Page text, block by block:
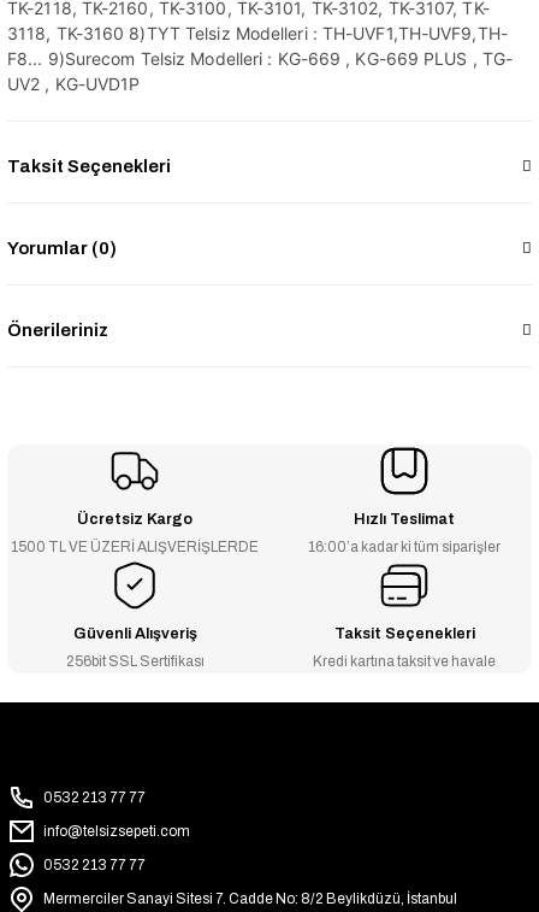
TK-2118, TK-2160, TK-3100, TK-3101, TK-3102, TK-3107, TK-
3118, TK-3160 8)TYT Telsiz Modelleri : TH-UVF1,TH-UVF9,TH-
F8... 9)Surecom Telsiz Modelleri : KG-669 , KG-669 PLUS , TG-
UV2 , KG-UVD1P
Taksit Seçenekleri
Yorumlar (0)
Önerileriniz
Ücretsiz Kargo
1500 TL VE ÜZERİ ALIŞVERİŞLERDE
Hızlı Teslimat
16:00’a kadar ki tüm siparişler
Güvenli Alışveriş
256bit SSL Sertifikası
Taksit Seçenekleri
Kredi kartına taksit ve havale
0532 213 77 77
info@telsizsepeti.com
0532 213 77 77
Mermerciler Sanayi Sitesi 7. Cadde No: 8/2 Beylikdüzü, İstanbul